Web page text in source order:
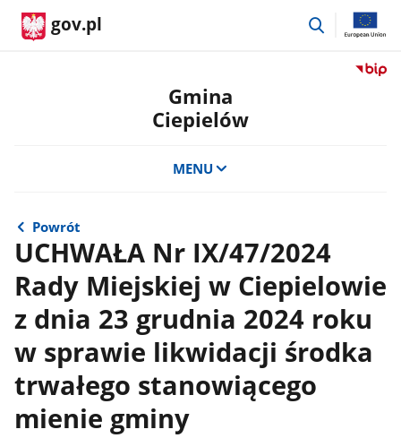
gov.pl
przejdź
Przejdź
Gmina
Ciepielów
MENU
Powrót
UCHWAŁA Nr IX/47/2024
Rady Miejskiej w Ciepielowie
z dnia 23 grudnia 2024 roku
w sprawie likwidacji środka
trwałego stanowiącego
mienie gminy